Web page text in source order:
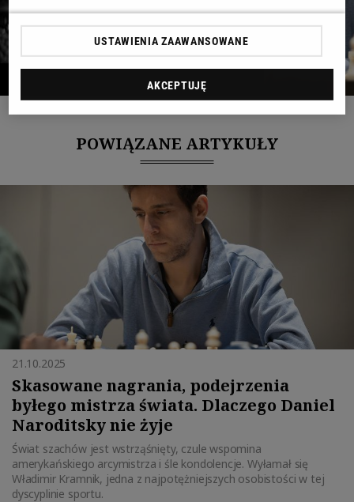
Item
POWIĄZANE ARTYKUŁY
21.10.2025
Skasowane nagrania, podejrzenia
byłego mistrza świata. Dlaczego Daniel
Naroditsky nie żyje
Świat szachów jest wstrząśnięty, czule wspomina
amerykańskiego arcymistrza i śle kondolencje. Wyłamał się
Władimir Kramnik, jedna z najpotężniejszych osobistości w tej
dyscyplinie sportu.
USTAWIENIA ZAAWANSOWANE
AKCEPTUJĘ